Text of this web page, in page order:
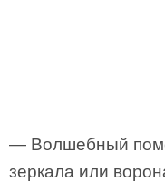
— Волшебный
зеркала или